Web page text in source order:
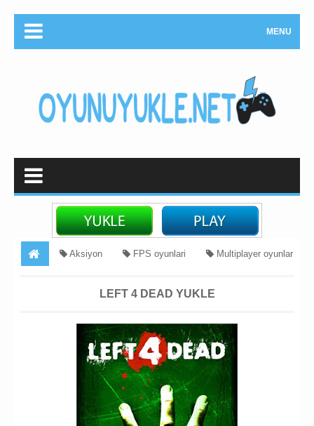
MENU
Aksiyon FPS oyunlari Multiplayer oyunlar
LEFT 4 DEAD YUKLE